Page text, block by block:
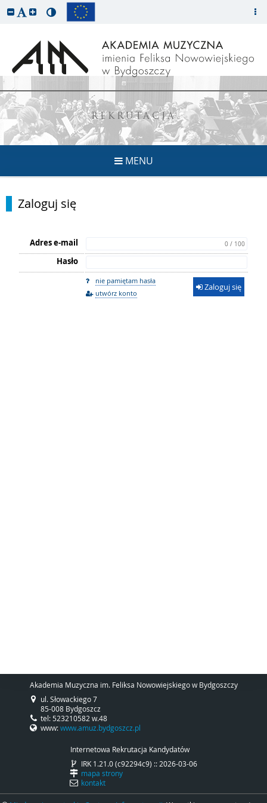
REKRUTACJA
MENU
Zaloguj się
Adres e-mail 0 / 100
Hasło
nie pamiętam hasła
utwórz konto
Zaloguj się
Akademia Muzyczna im. Feliksa Nowowiejskiego w Bydgoszczy
ul. Słowackiego 7
85-008 Bydgoszcz
tel: 523210582 w.48
www:www.amuz.bydgoszcz.pl
Internetowa Rekrutacja Kandydatów
IRK 1.21.0 (c92294c9) :: 2026-03-06
mapa strony
kontakt